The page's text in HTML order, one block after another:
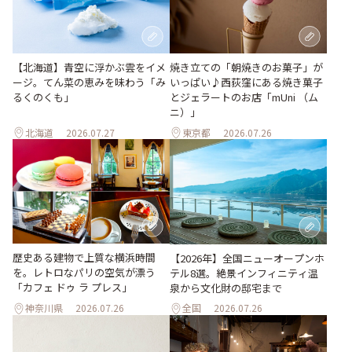
【北海道】青空に浮かぶ雲をイメ
ージ。てん菜の恵みを味わう「み
るくのくも」
北海道 2026.07.27
焼き立ての「朝焼きのお菓子」が
いっぱい♪西荻窪にある焼き菓子
とジェラートのお店「mUni （ム
ニ）」
東京都 2026.07.26
歴史ある建物で上質な横浜時間
を。レトロなパリの空気が漂う
「カフェ ドゥ ラ プレス」
神奈川県 2026.07.26
【2026年】全国ニューオープンホ
テル8選。絶景インフィニティ温
泉から文化財の邸宅まで
全国 2026.07.26